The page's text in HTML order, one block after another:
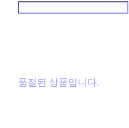
품절된 상품입니다.